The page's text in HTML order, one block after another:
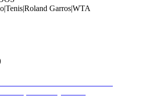
|Tenis|Roland Garros|WTA